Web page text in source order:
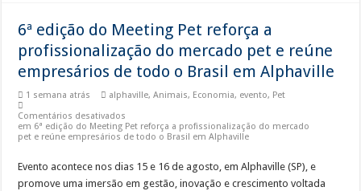
6ª edição do Meeting Pet reforça a
profissionalização do mercado pet e reúne
empresários de todo o Brasil em Alphaville
1 semana atrás alphaville,Animais, Economia, evento, Pet
Comentários desativados
em 6ª edição do Meeting Pet reforça a profissionalização do mercado
pet e reúne empresários de todo o Brasil em Alphaville
Evento acontece nos dias 15 e 16 de agosto, em Alphaville (SP), e
promove uma imersão em gestão, inovação e crescimento voltada